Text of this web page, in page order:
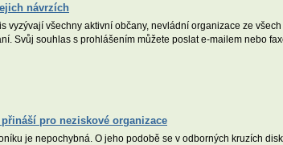
návrzích
vyzývají všechny aktivní občany, nevládní organizace ze
Svůj souhlas s prohlášením můžete poslat e-mailem nebo
pro neziskové organizace
je nepochybná. O jeho podobě se v odborných kruzích